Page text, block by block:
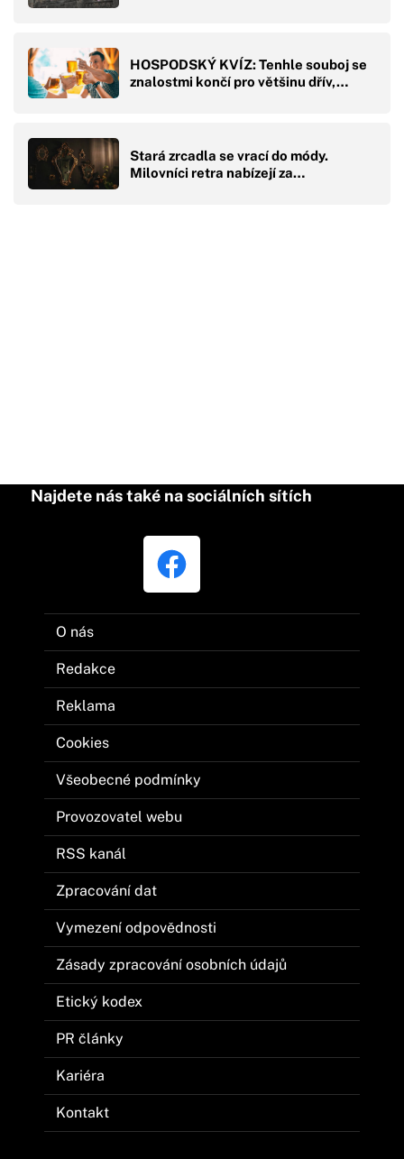
HOSPODSKÝ KVÍZ: Tenhle souboj se
znalostmi končí pro většinu dřív,…
Stará zrcadla se vrací do módy.
Milovníci retra nabízejí za…
Najdete nás také na sociálních sítích
O nás
Redakce
Reklama
Cookies
Všeobecné podmínky
Provozovatel webu
RSS kanál
Zpracování dat
Vymezení odpovědnosti
Zásady zpracování osobních údajů
Etický kodex
PR články
Kariéra
Kontakt